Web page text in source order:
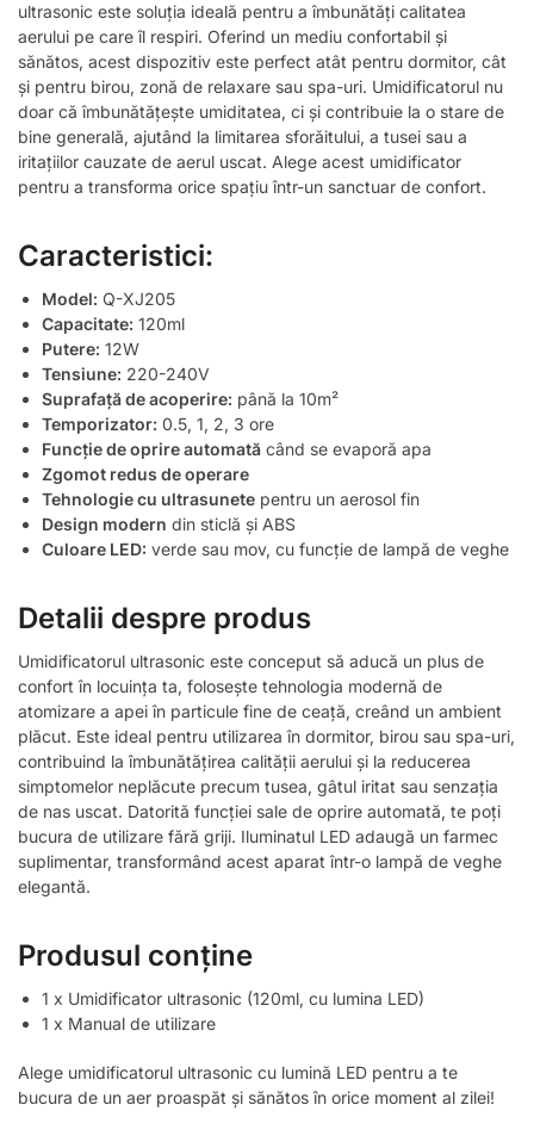
ultrasonic este soluția ideală pentru a îmbunătăți calitatea
aerului pe care îl respiri. Oferind un mediu confortabil și
sănătos, acest dispozitiv este perfect atât pentru dormitor, cât
și pentru birou, zonă de relaxare sau spa-uri. Umidificatorul nu
doar că îmbunătățește umiditatea, ci și contribuie la o stare de
bine generală, ajutând la limitarea sforăitului, a tusei sau a
iritațiilor cauzate de aerul uscat. Alege acest umidificator
pentru a transforma orice spațiu într-un sanctuar de confort.
Caracteristici:
Model: Q-XJ205
Capacitate: 120ml
Putere: 12W
Tensiune: 220-240V
Suprafață de acoperire: până la 10m²
Temporizator: 0.5, 1, 2, 3 ore
Funcție de oprire automată când se evaporă apa
Zgomot redus de operare
Tehnologie cu ultrasunete pentru un aerosol fin
Design modern din sticlă și ABS
Culoare LED: verde sau mov, cu funcție de lampă de veghe
Detalii despre produs
Umidificatorul ultrasonic este conceput să aducă un plus de
confort în locuința ta, folosește tehnologia modernă de
atomizare a apei în particule fine de ceață, creând un ambient
plăcut. Este ideal pentru utilizarea în dormitor, birou sau spa-uri,
contribuind la îmbunătățirea calității aerului și la reducerea
simptomelor neplăcute precum tusea, gâtul iritat sau senzația
de nas uscat. Datorită funcției sale de oprire automată, te poți
bucura de utilizare fără griji. Iluminatul LED adaugă un farmec
suplimentar, transformând acest aparat într-o lampă de veghe
elegantă.
Produsul conține
1 x Umidificator ultrasonic (120ml, cu lumina LED)
1 x Manual de utilizare
Alege umidificatorul ultrasonic cu lumină LED pentru a te
bucura de un aer proaspăt și sănătos în orice moment al zilei!